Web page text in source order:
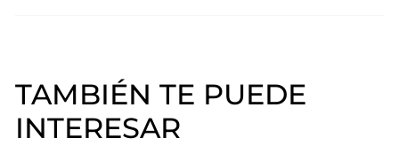
TAMBIÉN TE PUEDE
INTERESAR